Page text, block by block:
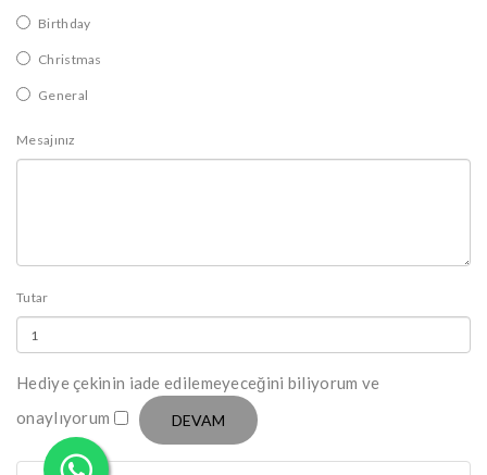
Birthday
Christmas
General
Mesajınız
Tutar
Hediye çekinin iade edilemeyeceğini biliyorum ve
onaylıyorum